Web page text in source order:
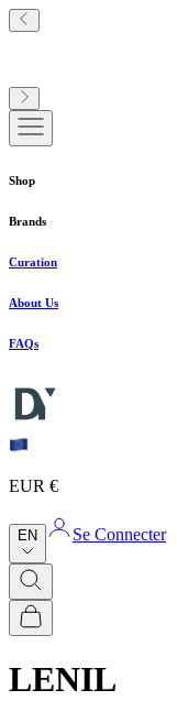
Shop
Brands
Curation
About Us
FAQs
EUR €
EN Se Connecter
LENIL